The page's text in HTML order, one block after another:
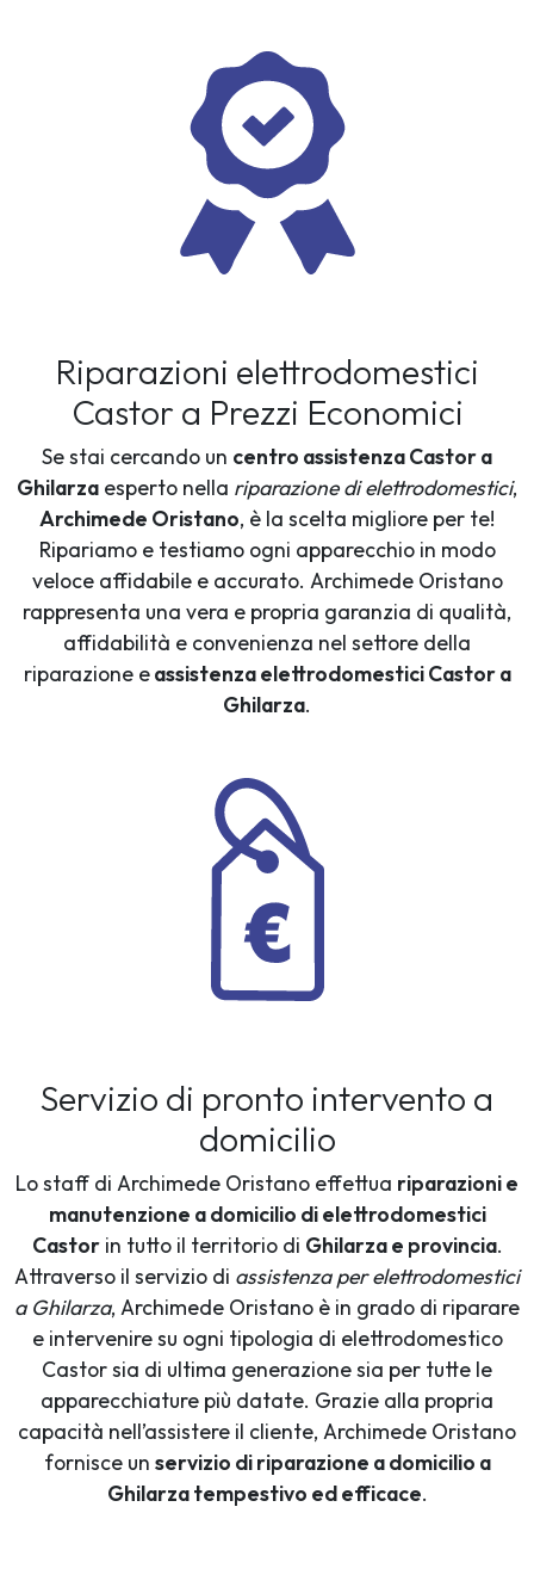
Riparazioni elettrodomestici
Castor a Prezzi Economici
Se stai cercando un centro assistenza Castor a
Ghilarza esperto nella riparazione di elettrodomestici,
Archimede Oristano, è la scelta migliore per te!
Ripariamo e testiamo ogni apparecchio in modo
veloce affidabile e accurato. Archimede Oristano
rappresenta una vera e propria garanzia di qualità,
affidabilità e convenienza nel settore della
riparazione eassistenza elettrodomestici Castor a
Ghilarza.
Servizio di pronto intervento a
domicilio
Lo staff di Archimede Oristano effettua riparazioni e
manutenzione a domicilio di elettrodomestici
Castorin tutto il territorio di Ghilarza e provincia.
Attraverso il servizio di assistenza per elettrodomestici
a Ghilarza, Archimede Oristano è in grado di riparare
e intervenire su ogni tipologia di elettrodomestico
Castor sia di ultima generazione sia per tutte le
apparecchiature più datate. Grazie alla propria
capacità nell’assistere il cliente, Archimede Oristano
fornisce un servizio di riparazione a domicilio a
Ghilarza tempestivo ed efficace.